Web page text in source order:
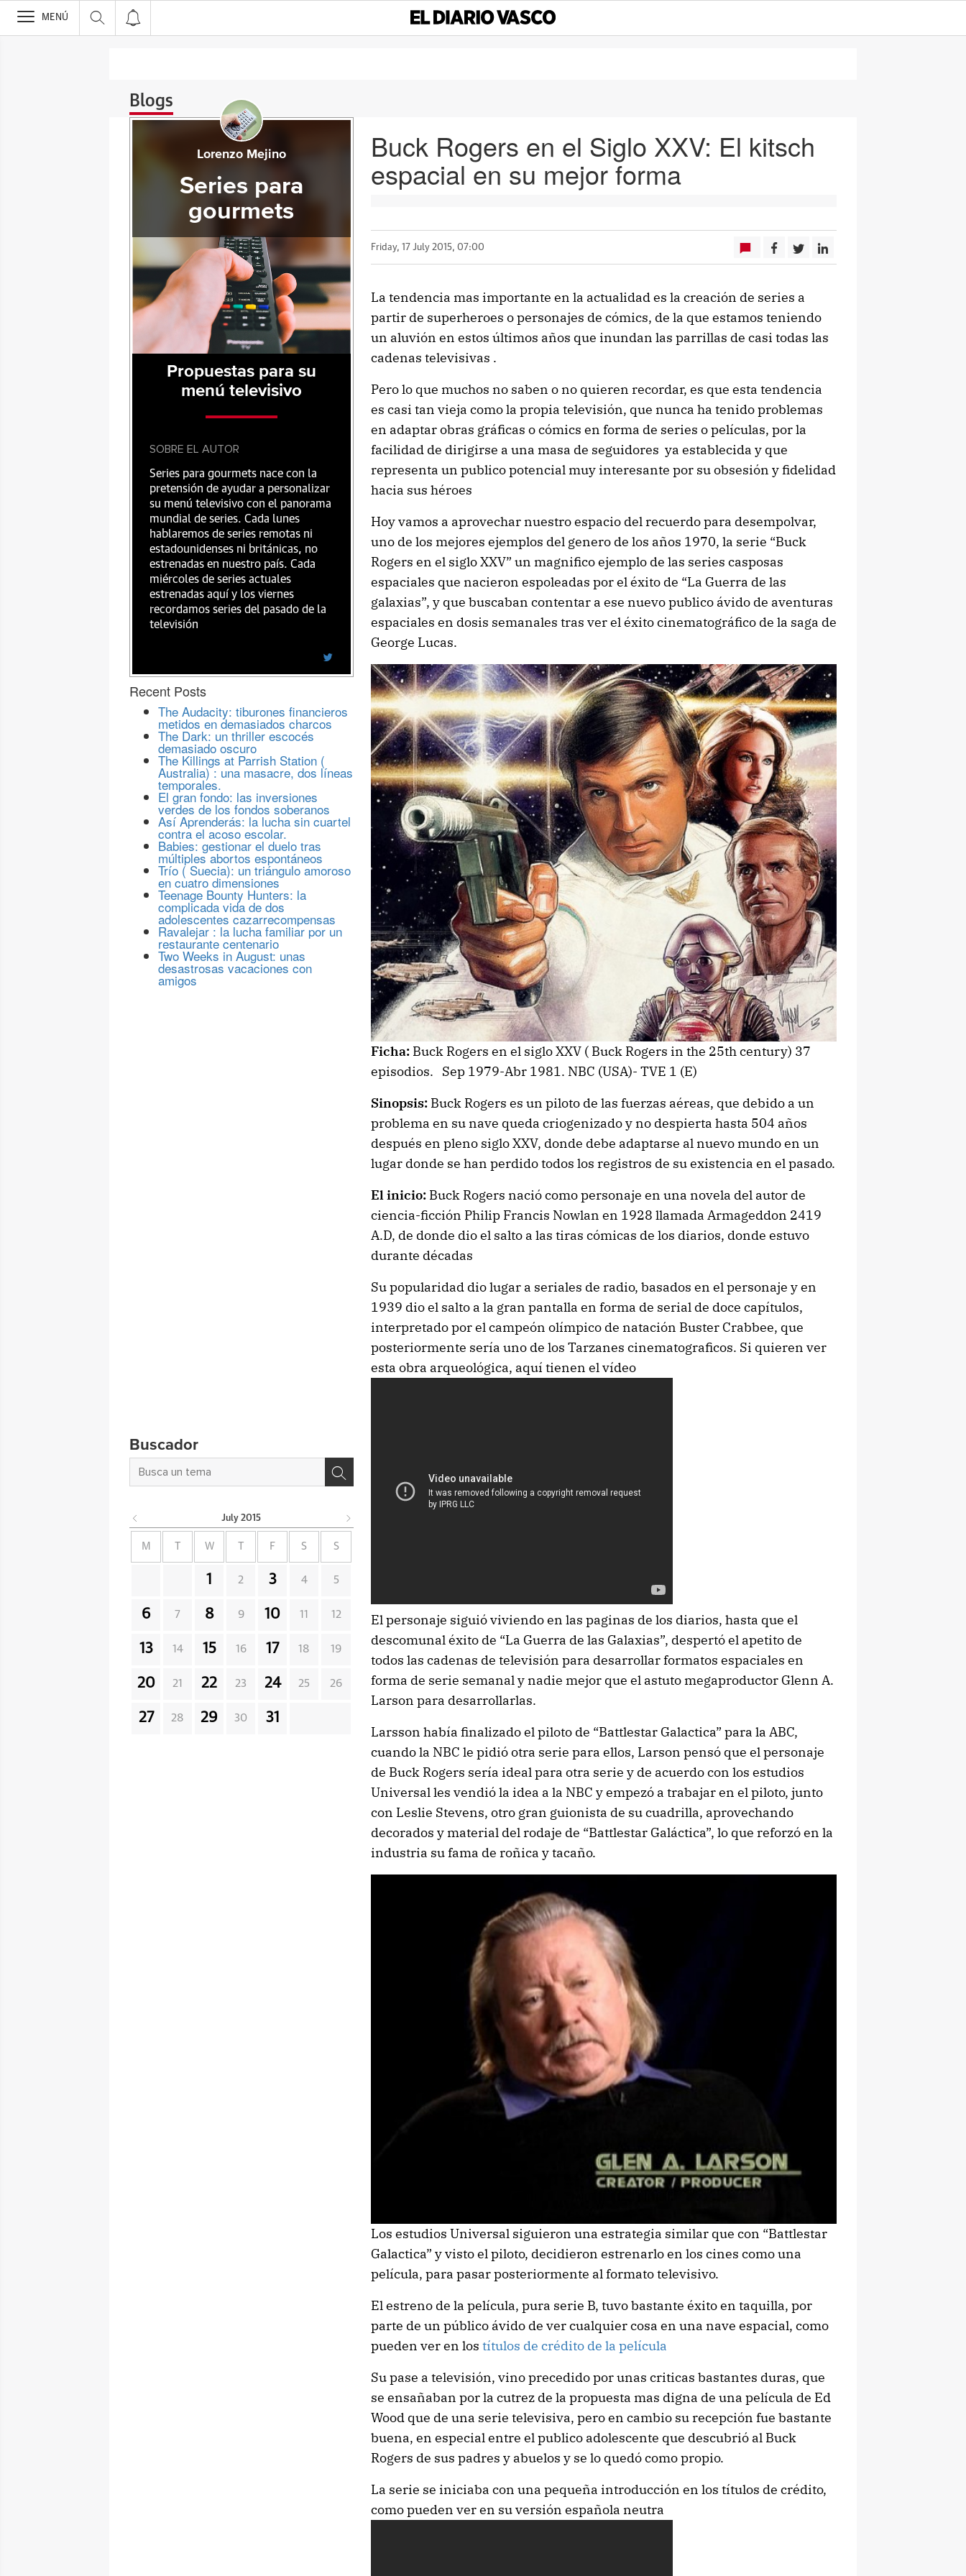
>
MENÚ
Blogs
Buck Rogers en el Siglo XXV: El kitsch
espacial en su mejor forma
Friday, 17 July 2015, 07:00
La tendencia mas importante en la actualidad es la creación de series a
partir de superheroes o personajes de cómics, de la que estamos teniendo
un aluvión en estos últimos años que inundan las parrillas de casi todas las
cadenas televisivas .
Pero lo que muchos no saben o no quieren recordar, es que esta tendencia
es casi tan vieja como la propia televisión, que nunca ha tenido problemas
en adaptar obras gráficas o cómics en forma de series o películas, por la
facilidad de dirigirse a una masa de seguidores ya establecida y que
representa un publico potencial muy interesante por su obsesión y fidelidad
hacia sus héroes
Hoy vamos a aprovechar nuestro espacio del recuerdo para desempolvar,
uno de los mejores ejemplos del genero de los años 1970, la serie “Buck
Rogers en el siglo XXV” un magnifico ejemplo de las series casposas
espaciales que nacieron espoleadas por el éxito de “La Guerra de las
galaxias”, y que buscaban contentar a ese nuevo publico ávido de aventuras
espaciales en dosis semanales tras ver el éxito cinematográfico de la saga de
George Lucas.
Ficha:Buck Rogers en el siglo XXV ( Buck Rogers in the 25th century) 37
episodios. Sep 1979-Abr 1981. NBC (USA)- TVE 1 (E)
Sinopsis:Buck Rogers es un piloto de las fuerzas aéreas, que debido a un
problema en su nave queda criogenizado y no despierta hasta 504 años
después en pleno siglo XXV, donde debe adaptarse al nuevo mundo en un
lugar donde se han perdido todos los registros de su existencia en el pasado.
El inicio:Buck Rogers nació como personaje en una novela del autor de
ciencia-ficción Philip Francis Nowlan en 1928 llamada Armageddon 2419
A.D, de donde dio el salto a las tiras cómicas de los diarios, donde estuvo
durante décadas
Su popularidad dio lugar a seriales de radio, basados en el personaje y en
1939 dio el salto a la gran pantalla en forma de serial de doce capítulos,
interpretado por el campeón olímpico de natación Buster Crabbee, que
posteriormente sería uno de los Tarzanes cinematograficos. Si quieren ver
esta obra arqueológica, aquí tienen el vídeo
El personaje siguió viviendo en las paginas de los diarios, hasta que el
descomunal éxito de “La Guerra de las Galaxias”, despertó el apetito de
todos las cadenas de televisión para desarrollar formatos espaciales en
forma de serie semanal y nadie mejor que el astuto megaproductor Glenn A.
Larson para desarrollarlas.
Larsson había finalizado el piloto de “Battlestar Galactica” para la ABC,
cuando la NBC le pidió otra serie para ellos, Larson pensó que el personaje
de Buck Rogers sería ideal para otra serie y de acuerdo con los estudios
Universal les vendió la idea a la NBC y empezó a trabajar en el piloto, junto
con Leslie Stevens, otro gran guionista de su cuadrilla, aprovechando
decorados y material del rodaje de “Battlestar Galáctica”, lo que reforzó en la
industria su fama de roñica y tacaño.
Los estudios Universal siguieron una estrategia similar que con “Battlestar
Galactica” y visto el piloto, decidieron estrenarlo en los cines como una
película, para pasar posteriormente al formato televisivo.
El estreno de la película, pura serie B, tuvo bastante éxito en taquilla, por
parte de un público ávido de ver cualquier cosa en una nave espacial, como
pueden ver en los títulos de crédito de la película
Su pase a televisión, vino precedido por unas criticas bastantes duras, que
se ensañaban por la cutrez de la propuesta mas digna de una película de Ed
Wood que de una serie televisiva, pero en cambio su recepción fue bastante
buena, en especial entre el publico adolescente que descubrió al Buck
Rogers de sus padres y abuelos y se lo quedó como propio.
La serie se iniciaba con una pequeña introducción en los títulos de crédito,
como pueden ver en su versión española neutra
Lorenzo Mejino
Series para
gourmets
Propuestas para su
menú televisivo
SOBRE EL AUTOR
Series para gourmets nace con la
pretensión de ayudar a personalizar
su menú televisivo con el panorama
mundial de series. Cada lunes
hablaremos de series remotas ni
estadounidenses ni británicas, no
estrenadas en nuestro país. Cada
miércoles de series actuales
estrenadas aquí y los viernes
recordamos series del pasado de la
televisión
Recent Posts
The Audacity: tiburones financieros
metidos en demasiados charcos
The Dark: un thriller escocés
demasiado oscuro
The Killings at Parrish Station (
Australia) : una masacre, dos líneas
temporales.
El gran fondo: las inversiones
verdes de los fondos soberanos
Así Aprenderás: la lucha sin cuartel
contra el acoso escolar.
Babies: gestionar el duelo tras
múltiples abortos espontáneos
Trío ( Suecia): un triángulo amoroso
en cuatro dimensiones
Teenage Bounty Hunters: la
complicada vida de dos
adolescentes cazarrecompensas
Ravalejar : la lucha familiar por un
restaurante centenario
Two Weeks in August: unas
desastrosas vacaciones con
amigos
Buscador
July 2015
M W F S S
1 2 3 4 5
6 7 8 9 10 11 12
13 14 15 16 17 18 19
20 21 22 23 24 25 26
27 28 29 30 31